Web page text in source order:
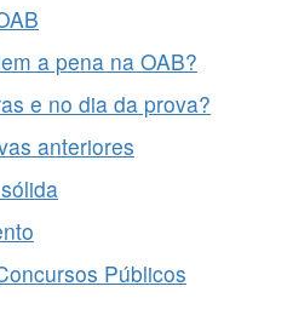
a pena na OAB?
e no dia da prova?
anteriores
Públicos